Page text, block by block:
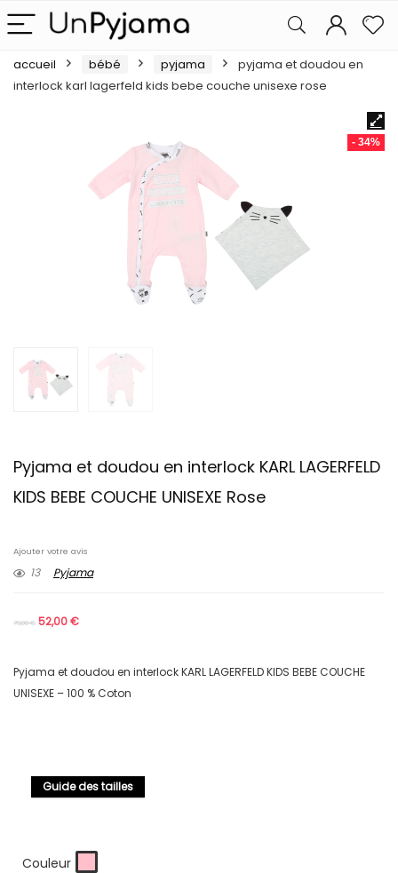
accueil bébé pyjama
pyjama et doudou en
interlock karl lagerfeld kids bebe couche unisexe rose
- 34%
Pyjama et doudou en interlock KARL LAGERFELD
KIDS BEBE COUCHE UNISEXE Rose
Ajouter votre avis
13 Pyjama
79,00€ 52,00€
Pyjama et doudou en interlock KARL LAGERFELD KIDS BEBE COUCHE
UNISEXE – 100 % Coton
Guide des tailles
Couleur